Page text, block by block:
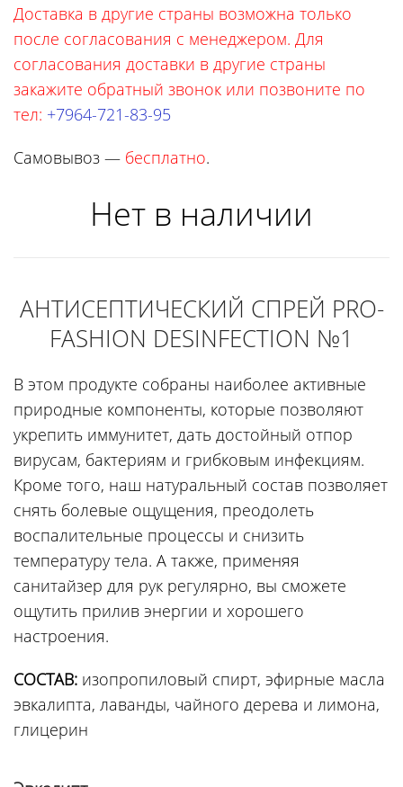
Доставка в другие страны возможна только
после согласования с менеджером. Для
согласования доставки в другие страны
закажите обратный звонок или позвоните по
тел: +7964-721-83-95
Самовывоз — бесплатно.
Нет в наличии
АНТИСЕПТИЧЕСКИЙ СПРЕЙ PRO-
FASHION DESINFECTION №1
В этом продукте собраны наиболее активные
природные компоненты, которые позволяют
укрепить иммунитет, дать достойный отпор
вирусам, бактериям и грибковым инфекциям.
Кроме того, наш натуральный состав позволяет
снять болевые ощущения, преодолеть
воспалительные процессы и снизить
температуру тела. А также, применяя
санитайзер для рук регулярно, вы сможете
ощутить прилив энергии и хорошего
настроения.
СОСТАВ: изопропиловый спирт, эфирные масла
эвкалипта, лаванды, чайного дерева и лимона,
глицерин